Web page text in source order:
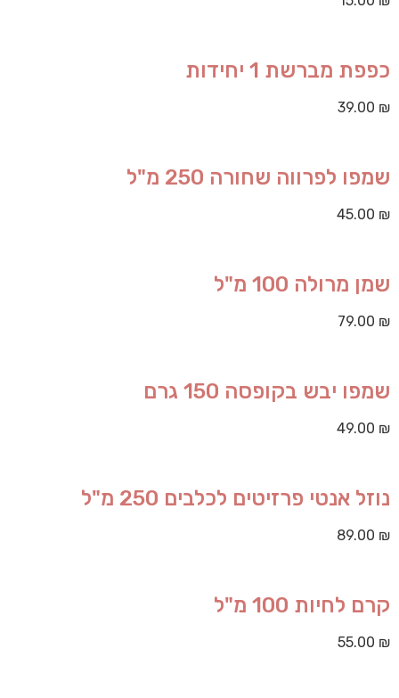
כפפת מברשת 1 יחידות
39.00 ₪
שמפו לפרווה שחורה 250 מ"ל
45.00 ₪
שמן מרולה 100 מ"ל
79.00 ₪
שמפו יבש בקופסה 150 גרם
49.00 ₪
נוזל אנטי פרזיטים לכלבים 250 מ"ל
89.00 ₪
קרם לחיות 100 מ"ל
55.00 ₪